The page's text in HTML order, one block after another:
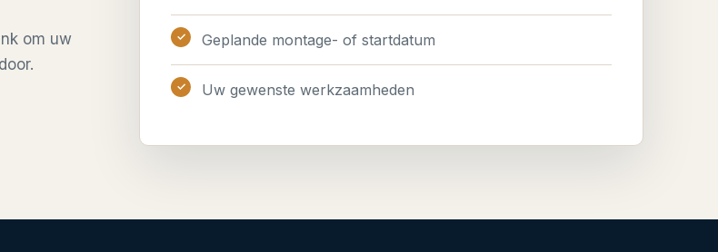
om uw
Geplande montage- of startdatum
Uw gewenste werkzaamheden